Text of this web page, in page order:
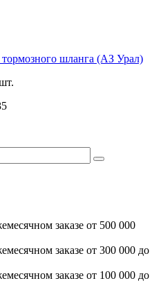
шланга (АЗ Урал)
заказе от 500 000
заказе от 300 000 до
заказе от 100 000 до